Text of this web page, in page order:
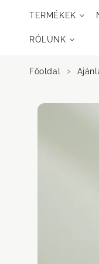
tartalomraTERMÉKEK
RÓLUNK
Főoldal
Ugrás a